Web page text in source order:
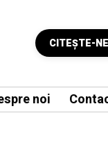
CITEŞTE-
noi